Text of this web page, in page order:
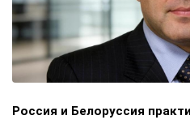
Россия и Белоруссия